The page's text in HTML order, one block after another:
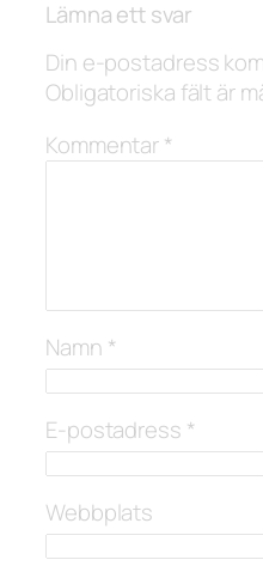
Lämna ett svar
Din e-postadress
Obligatoriska fält är
Kommentar*
Namn *
E-postadress *
Webbplats